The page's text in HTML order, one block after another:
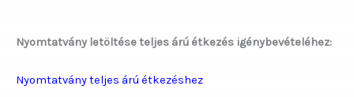
Nyomtatvány letöltése teljes árú étkezés igénybevételéhez:
Nyomtatvány teljes árú étkezéshez